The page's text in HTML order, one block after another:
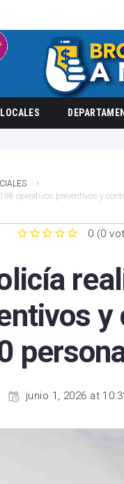
LOCALES
operativos preventivos y
0 (0
y
junio 1, 2026 at